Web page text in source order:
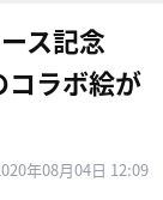
ス記念
コラボ絵が
年08月04日 12:09